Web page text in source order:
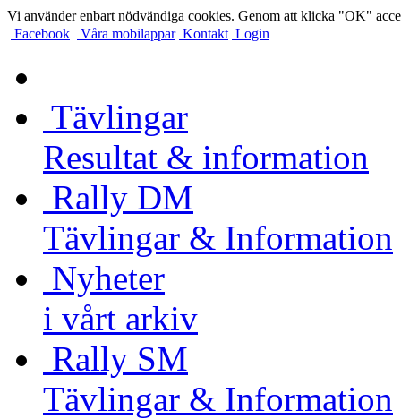
Vi använder enbart nödvändiga cookies. Genom att klicka "OK"
Facebook
Våra mobilappar Kontakt Login
Tävlingar
Resultat & information
Rally DM
Tävlingar & Information
Nyheter
i vårt arkiv
Rally SM
Tävlingar & Information